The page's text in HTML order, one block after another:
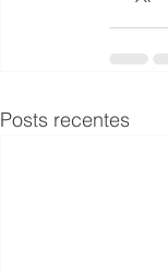
Posts recentes